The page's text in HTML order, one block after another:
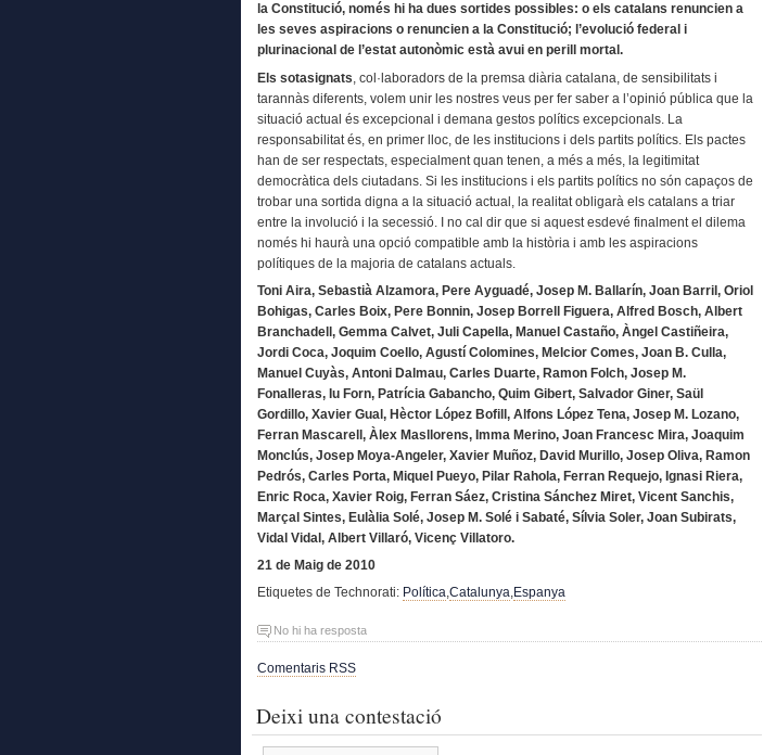
la Constitució, només hi ha dues sortides possibles: o els catalans renuncien a
les seves aspiracions o renuncien a la Constitució; l’evolució federal i
plurinacional de l’estat autonòmic està avui en perill mortal.
Els sotasignats , col·laboradors de la premsa diària catalana, de sensibilitats i
tarannàs diferents, volem unir les nostres veus per fer saber a l’opinió pública que la
situació actual és excepcional i demana gestos polítics excepcionals. La
responsabilitat és, en primer lloc, de les institucions i dels partits polítics. Els pactes
han de ser respectats, especialment quan tenen, a més a més, la legitimitat
democràtica dels ciutadans. Si les institucions i els partits polítics no són capaços de
trobar una sortida digna a la situació actual, la realitat obligarà els catalans a triar
entre la involució i la secessió. I no cal dir que si aquest esdevé finalment el dilema
només hi haurà una opció compatible amb la història i amb les aspiracions
polítiques de la majoria de catalans actuals.
Toni Aira, Sebastià Alzamora, Pere Ayguadé, Josep M. Ballarín, Joan Barril, Oriol
Bohigas, Carles Boix, Pere Bonnin, Josep Borrell Figuera, Alfred Bosch, Albert
Branchadell, Gemma Calvet, Juli Capella, Manuel Castaño, Àngel Castiñeira,
Jordi Coca, Joquim Coello, Agustí Colomines, Melcior Comes, Joan B. Culla,
Manuel Cuyàs, Antoni Dalmau, Carles Duarte, Ramon Folch, Josep M.
Fonalleras, Iu Forn, Patrícia Gabancho, Quim Gibert, Salvador Giner, Saül
Gordillo, Xavier Gual, Hèctor López Bofill, Alfons López Tena, Josep M. Lozano,
Ferran Mascarell, Àlex Masllorens, Imma Merino, Joan Francesc Mira, Joaquim
Monclús, Josep Moya-Angeler, Xavier Muñoz, David Murillo, Josep Oliva, Ramon
Pedrós, Carles Porta, Miquel Pueyo, Pilar Rahola, Ferran Requejo, Ignasi Riera,
Enric Roca, Xavier Roig, Ferran Sáez, Cristina Sánchez Miret, Vicent Sanchis,
Marçal Sintes, Eulàlia Solé, Josep M. Solé i Sabaté, Sílvia Soler, Joan Subirats,
Vidal Vidal, Albert Villaró, Vicenç Villatoro.
21 de Maig de 2010
Etiquetes de Technorati: Política Catalunya Espanya
No hi ha resposta
Comentaris RSS
Deixi una contestació